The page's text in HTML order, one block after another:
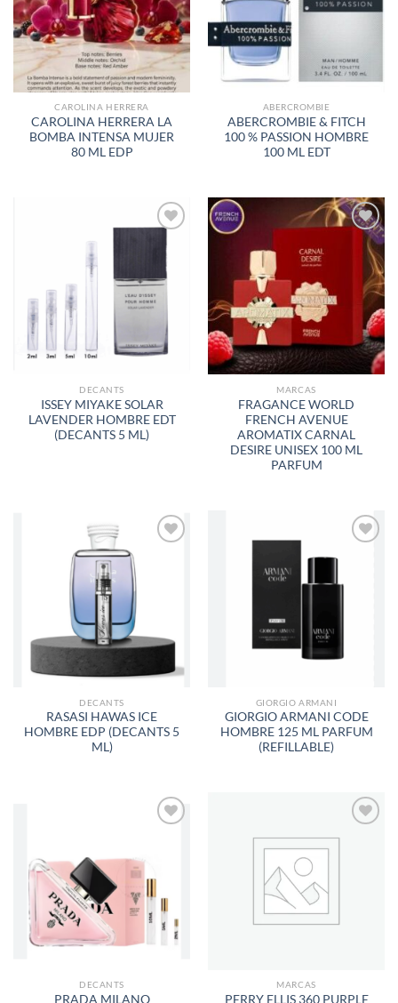
DE
DESEOS
CAROLINA HERRERA
CAROLINA HERRERA LA
BOMBA INTENSA MUJER
80 ML EDP
DE
ABERCROMBIE
ABERCROMBIE & FITCH
100 % PASSION HOMBRE
100 ML EDT
AÑADIR
DE
DESEOS
DECANTS
ISSEY MIYAKE SOLAR
LAVENDER HOMBRE EDT
(DECANTS 5 ML)
DESEOS
MARCAS
FRAGANCE WORLD
FRENCH AVENUE
AROMATIX CARNAL
DESIRE UNISEX 100 ML
PARFUM
AÑADIR
LISTA
DESEOS
DECANTS
RASASI HAWAS ICE
HOMBRE EDP (DECANTS 5
ML)
AÑADIR
LISTA
GIORGIO ARMANI
GIORGIO ARMANI CODE
HOMBRE 125 ML PARFUM
(REFILLABLE)
LISTA
DESEOS
DECANTS
PRADA MILANO
AÑADIR
MARCAS
PERRY ELLIS 360 PURPLE